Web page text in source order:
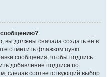
сообщению?
вы должны сначала создать её в
отметить флажком пункт
сообщения, чтобы подпись
добавление подписи по
сделав соответствующий выбор